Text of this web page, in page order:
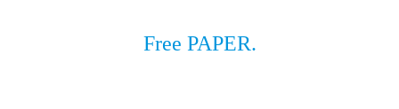
Free PAPER.